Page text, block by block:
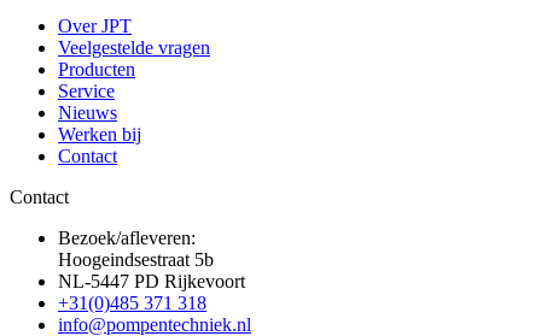
Over JPT
Veelgestelde vragen
Producten
Service
Nieuws
Werken bij
Contact
Contact
Bezoek/afleveren:
Hoogeindsestraat 5b
NL-5447 PD Rijkevoort
+31(0)485 371 318
info@pompentechniek.nl